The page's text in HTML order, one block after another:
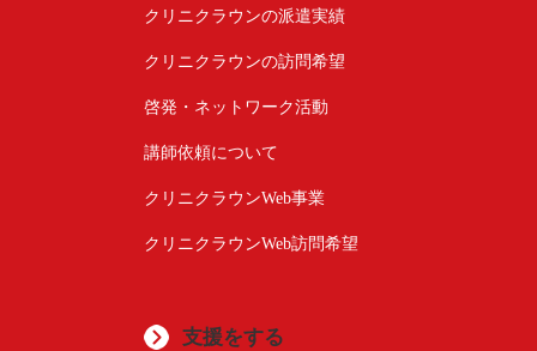
クリニクラウンの派遣実績
クリニクラウンの訪問希望
啓発・ネットワーク活動
講師依頼について
クリニクラウンWeb事業
クリニクラウンWeb訪問希望
支援をする